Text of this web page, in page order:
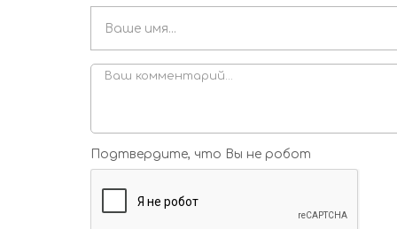
Подтвердите, что Вы не робот